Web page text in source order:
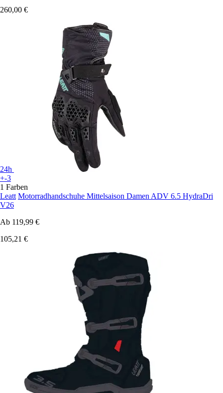
260,00 €
24h
+-3
1 Farben
Leatt Motorradhandschuhe Mittelsaison Damen ADV 6.5 HydraDri
V26
Ab 119,99 €
105,21 €